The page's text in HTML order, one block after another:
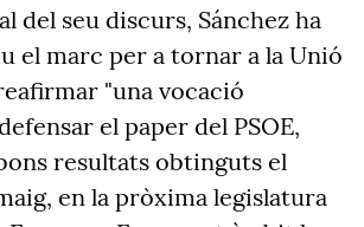
del seu discurs, Sánchez ha
el marc per a tornar a la Unió
"una vocació
el paper del PSOE,
resultats obtinguts el
en la pròxima legislatura